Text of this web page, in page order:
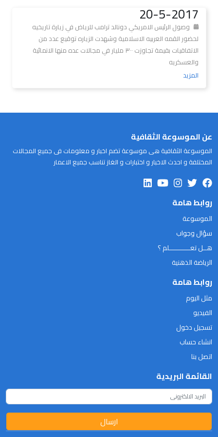
20-5-2017
وصول الرئيس الامريكي دونالد ترامب للرياض في زيارة تاريخيه
لحضور القمه العربيه الاسلامية وشهدت الزياره توقيع عدد من
الاتفاقيات بقيمة تجاوزت ٣٠٠ مليار في مجالات عده منها الانمائية
والعسكريه
المزيد
عن الموسوعة الثقافية
الموسوعة الثقافية هى موسوعة تضم اخبار و معلومات فى جميع المجالات
المختلفة و احدث الاخبار و اختبارات و الغاز تناسب جميع الاعمار
روابط هامة
الموسوعة
سؤال وجواب
هــل تعـــــــــــلم ؟
الرياضة الذهنية
روابط هامة
مثل اليوم
الفيديو
تسجيل دخول
انشاء حساب
اتصل بنا
القائمة البريدية
ارسال